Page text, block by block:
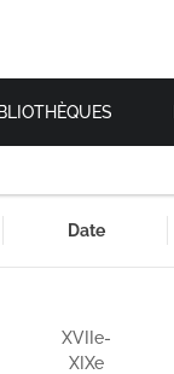
Date
XVIIe-
XIXe